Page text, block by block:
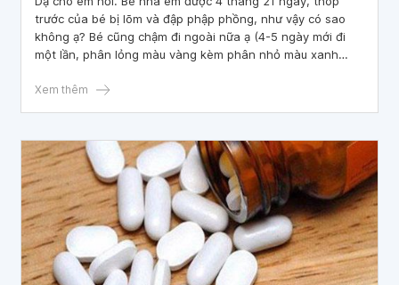
trước của bé bị lõm và đập phập phồng, như vậy có sao
không ạ? Bé cũng chậm đi ngoài nữa ạ (4-5 ngày mới đi
một lần, phân lỏng màu vàng kèm phân nhỏ màu xanh
sung thêm canxi cho bé không ạ? Em cảm ơn ạ!
Xem thêm